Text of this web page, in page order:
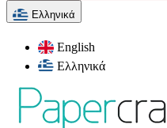
Ελληνικά
English
Ελληνικά